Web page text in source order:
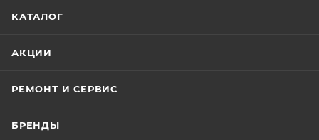
КАТАЛОГ
АКЦИИ
РЕМОНТ И СЕРВИС
БРЕНДЫ